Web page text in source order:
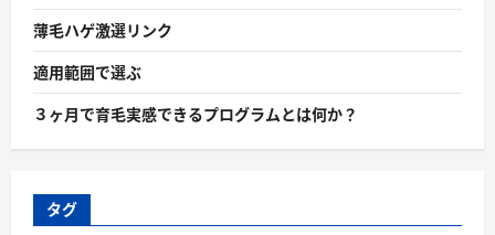
薄毛ハゲ激選リンク
適用範囲で選ぶ
３ヶ月で育毛実感できるプログラムとは何か？
タグ